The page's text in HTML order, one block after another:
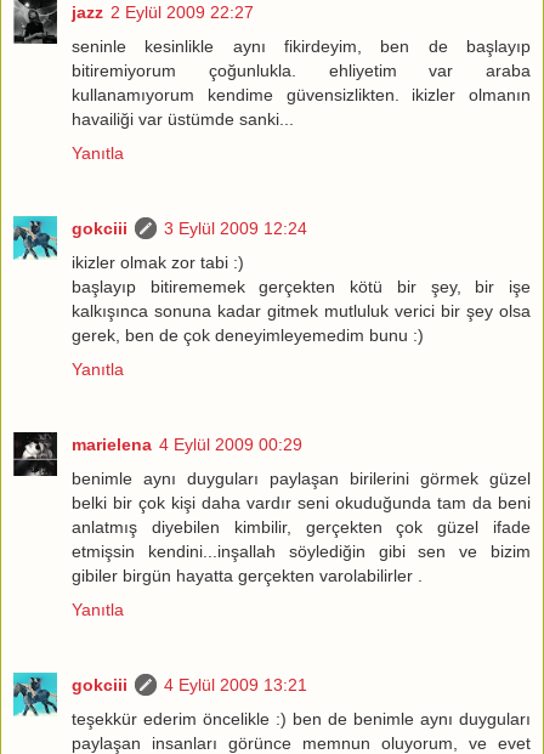
jazz 2 Eylül 2009 22:27
seninle kesinlikle aynı fikirdeyim, ben de başlayıp
bitiremiyorum çoğunlukla. ehliyetim var araba
kullanamıyorum kendime güvensizlikten. ikizler olmanın
havailiği var üstümde sanki...
Yanıtla
gokciii
3 Eylül 2009 12:24
ikizler olmak zor tabi :)
başlayıp bitirememek gerçekten kötü bir şey, bir işe
kalkışınca sonuna kadar gitmek mutluluk verici bir şey olsa
gerek, ben de çok deneyimleyemedim bunu :)
Yanıtla
marielena 4 Eylül 2009 00:29
benimle aynı duyguları paylaşan birilerini görmek güzel
belki bir çok kişi daha vardır seni okuduğunda tam da beni
anlatmış diyebilen kimbilir, gerçekten çok güzel ifade
etmişsin kendini...inşallah söylediğin gibi sen ve bizim
gibiler birgün hayatta gerçekten varolabilirler .
Yanıtla
gokciii
4 Eylül 2009 13:21
teşekkür ederim öncelikle :) ben de benimle aynı duyguları
paylaşan insanları görünce memnun oluyorum, ve evet